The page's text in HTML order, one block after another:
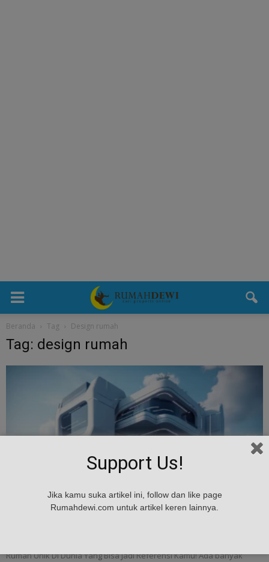
Beranda Tag Design rumah
Tag: design rumah
Rumah Unik Di Dunia Yang Bisa Jadi Referensi
Rumah Unik Di Dunia Yang Bisa Jadi Referensi Kamu! Ada banyak
Support Us!
Jika kamu suka artikel ini, follow dan like page
Rumahdewi.com untuk artikel keren lainnya.